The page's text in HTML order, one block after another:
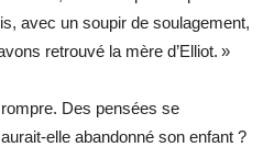
avec un soupir de soulagement,
retrouvé la mère d’Elliot. »
Des pensées se
elle abandonné son enfant ?